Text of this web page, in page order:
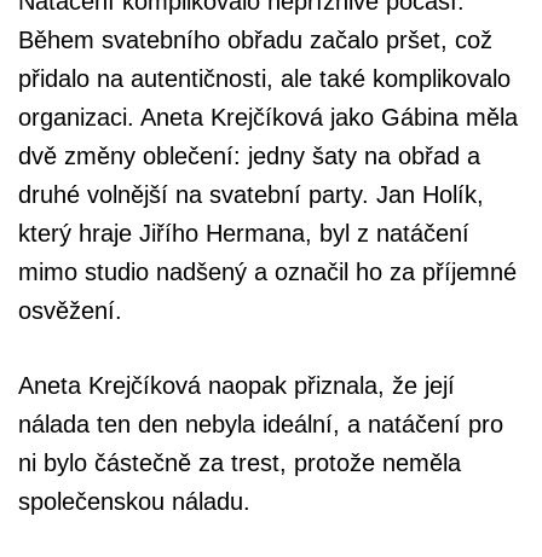
Během svatebního obřadu začalo pršet, což
přidalo na autentičnosti, ale také komplikovalo
organizaci. Aneta Krejčíková jako Gábina měla
dvě změny oblečení: jedny šaty na obřad a
druhé volnější na svatební party. Jan Holík,
který hraje Jiřího Hermana, byl z natáčení
mimo studio nadšený a označil ho za příjemné
osvěžení.
Aneta Krejčíková naopak přiznala, že její
nálada ten den nebyla ideální, a natáčení pro
ni bylo částečně za trest, protože neměla
společenskou náladu.